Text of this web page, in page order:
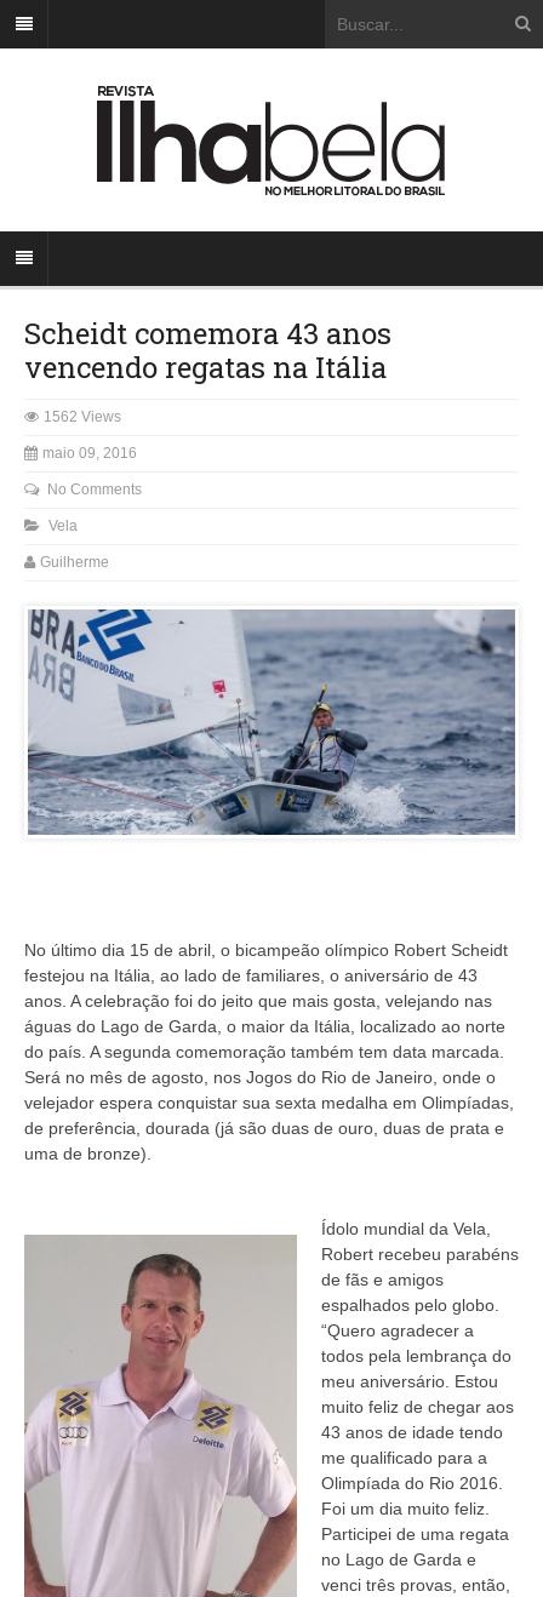
Scheidt comemora 43 anos
vencendo regatas na Itália
1562 Views
maio 09, 2016
No Comments
Vela
Guilherme
No último dia 15 de abril, o bicampeão olímpico Robert Scheidt
festejou na Itália, ao lado de familiares, o aniversário de 43
anos. A celebração foi do jeito que mais gosta, velejando nas
águas do Lago de Garda, o maior da Itália, localizado ao norte
do país. A segunda comemoração também tem data marcada.
Será no mês de agosto, nos Jogos do Rio de Janeiro, onde o
velejador espera conquistar sua sexta medalha em Olimpíadas,
de preferência, dourada (já são duas de ouro, duas de prata e
uma de bronze).
Ídolo mundial da Vela,
Robert recebeu parabéns
de fãs e amigos
espalhados pelo globo.
“Quero agradecer a
todos pela lembrança do
meu aniversário. Estou
muito feliz de chegar aos
43 anos de idade tendo
me qualificado para a
Olimpíada do Rio 2016.
Foi um dia muito feliz.
Participei de uma regata
no Lago de Garda e
venci três provas, então,